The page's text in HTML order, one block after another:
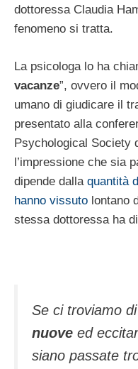
dottoressa Claudia
fenomeno si tratta.
La psicologa lo ha
vacanze”, ovvero il
umano di giudicare il
presentato alla
Psychological Society
l’impressione che sia
dipende dalla quantità
hanno vissuto lontano
stessa dottoressa ha
Se ci troviamo
nuove ed
siano passate